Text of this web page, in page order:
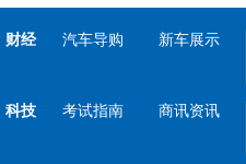
财经 汽车导购 新车展示
科技 考试指南 商讯资讯